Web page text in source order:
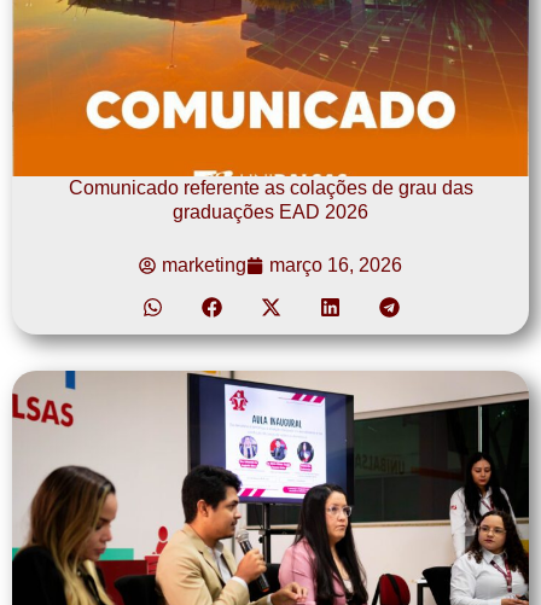
Comunicado referente as colações de grau das
graduações EAD 2026
marketing março 16, 2026